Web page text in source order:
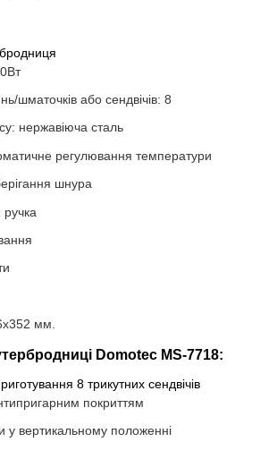
шматочків або сендвічів: 8
нержавіюча сталь
регулювання температури
шнура
ручка
мм.
Domotec MS-7718:
8 трикутних сендвічів
покриттям
у вертикальному положенні